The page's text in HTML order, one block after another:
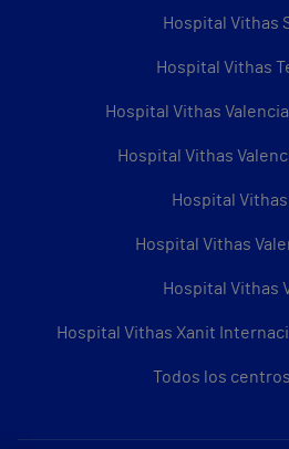
Hospital Vithas
Hospital Vithas
Hospital Vithas
Hospital Vithas
Hospital
Hospital Vithas
Hospital Vithas
Hospital Vithas Xanit
Todos los